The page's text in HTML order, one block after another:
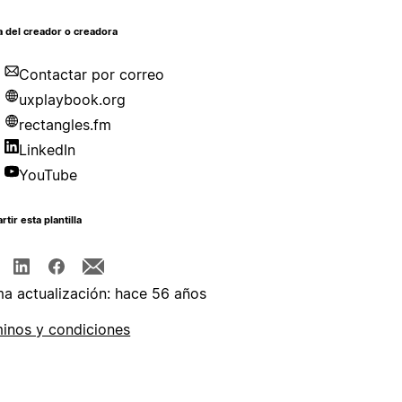
del creador o creadora
Contactar por correo
uxplaybook.org
rectangles.fm
LinkedIn
YouTube
esta plantilla
actualización: hace 56 años
y condiciones